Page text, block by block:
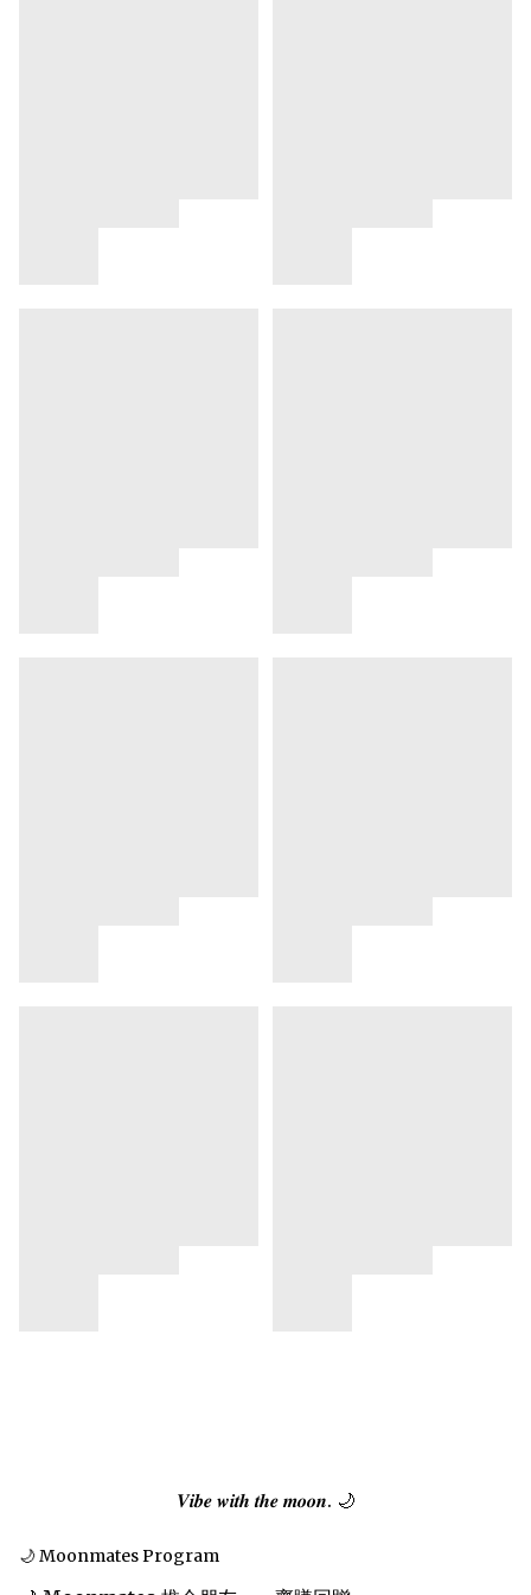
𝑽𝒊𝒃𝒆 𝒘𝒊𝒕𝒉 𝒕𝒉𝒆 𝒎𝒐𝒐𝒏. 🌙
🌙 Moonmates Program